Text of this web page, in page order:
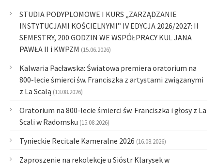
STUDIA PODYPLOMOWE I KURS „ZARZĄDZANIE
INSTYTUCJAMI KOŚCIELNYMI” IV EDYCJA 2026/2027: II
SEMESTRY, 200 GODZIN WE WSPÓŁPRACY KUL JANA
PAWŁA II i KWPZM (15.06.2026)
Kalwaria Pacławska: Światowa premiera oratorium na
800-lecie śmierci św. Franciszka z artystami związanymi
z La Scalą (13.08.2026)
Oratorium na 800-lecie śmierci św. Franciszka i głosy z La
Scali w Radomsku (15.08.2026)
Tynieckie Recitale Kameralne 2026 (16.08.2026)
Zaproszenie na rekolekcje u Sióstr Klarysek w